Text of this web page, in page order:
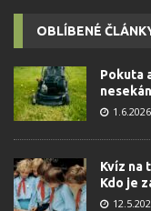
OBLÍBENÉ
Pokuta
1.6.2026
Kvíz na
Kdo je